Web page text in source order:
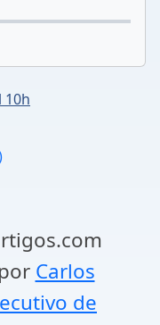
10h
Carlos
de